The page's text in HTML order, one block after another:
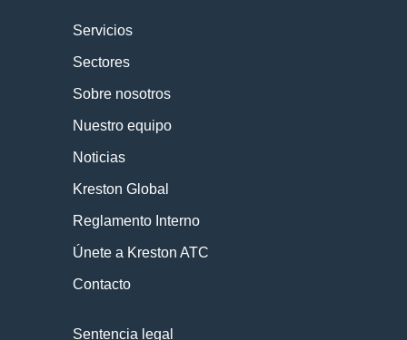
Servicios
Sectores
Sobre nosotros
Nuestro equipo
Noticias
Kreston Global
Reglamento Interno
Únete a Kreston ATC
Contacto
Sentencia legal